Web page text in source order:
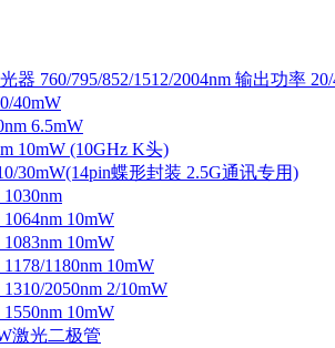
760/795/852/1512/2004nm 输出功率
40mW
6.5mW
10mW (10GHz K头)
30mW(14pin蝶形封装 2.5G通讯专用)
10mW
10mW
1180nm 10mW
2050nm 2/10mW
10mW
激光二极管